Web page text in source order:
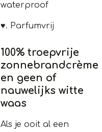
waterproof
♥. Parfumvrij
100% troepvrije
zonnebrandcrème
en geen of
nauwelijks witte
waas
Als je ooit al een